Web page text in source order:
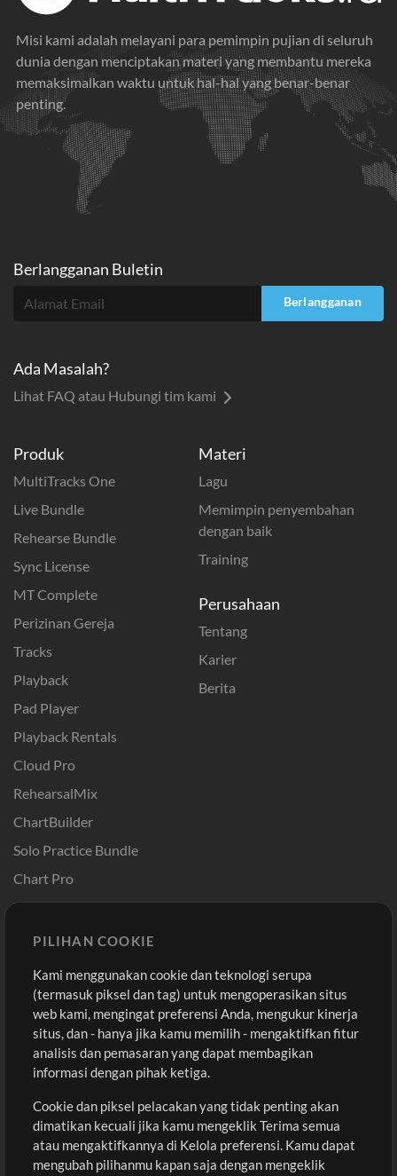
Misi kami adalah melayani para pemimpin pujian di seluruh
dunia dengan menciptakan materi yang membantu mereka
memaksimalkan waktu untuk hal-hal yang benar-benar
penting.
Produk
MultiTracks One
Live Bundle
Rehearse Bundle
Sync License
MT Complete
Perizinan Gereja
Tracks
Playback
Pad Player
Playback Rentals
Cloud Pro
RehearsalMix
ChartBuilder
Solo Practice Bundle
Chart Pro
Template ProPresenter
Sound
Materi
Lagu
Memimpin penyembahan
dengan baik
Training
Perusahaan
Tentang
Karier
Berita
Pembelian
Beli Kredit
Konten Gratis
Permintaan Lagu
Lain-lain
Sesi
Kirimkan musik kamu
Akun
Masuk
Daftar
Lihat Keranjang
Berlangganan Buletin
Berlangganan
Ada Masalah?
Lihat FAQ atau Hubungi tim kami
PILIHAN COOKIE
Kami menggunakan cookie dan teknologi serupa
(termasuk piksel dan tag) untuk mengoperasikan situs
web kami, mengingat preferensi Anda, mengukur kinerja
situs, dan - hanya jika kamu memilih - mengaktifkan fitur
analisis dan pemasaran yang dapat membagikan
informasi dengan pihak ketiga.
Cookie dan piksel pelacakan yang tidak penting akan
dimatikan kecuali jika kamu mengeklik Terima semua
atau mengaktifkannya di Kelola preferensi. Kamu dapat
mengubah pilihanmu kapan saja dengan mengeklik